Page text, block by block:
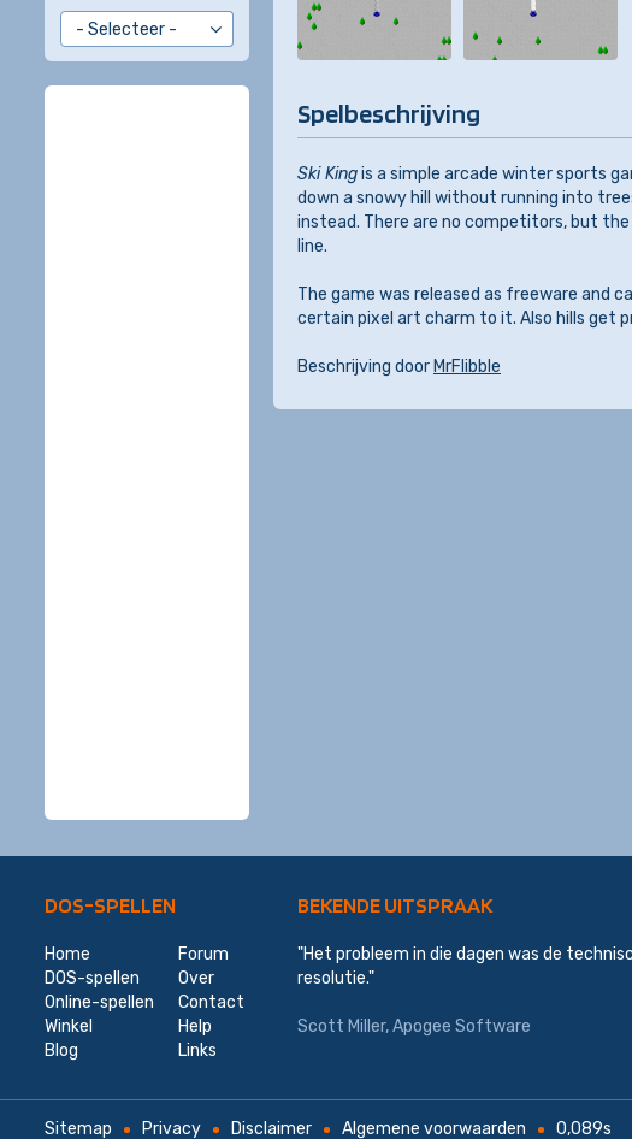
Spelbeschrijving
Ski Kingis a simple arcade winter sports
down a snowy hill without running into
instead. There are no competitors, but
line.
The game was released as freeware and
certain pixel art charm to it. Also hills get
Beschrijving door MrFlibble
DOS-SPELLEN
Home
DOS-spellen
Online-spellen
Winkel
Blog
Forum
Over
Contact
Help
Links
BEKENDE UITSPRAAK
"Het probleem in die dagen was de
resolutie."
Scott Miller,Apogee Software
Sitemap Privacy Disclaimer Algemene voorwaarden 0,089s